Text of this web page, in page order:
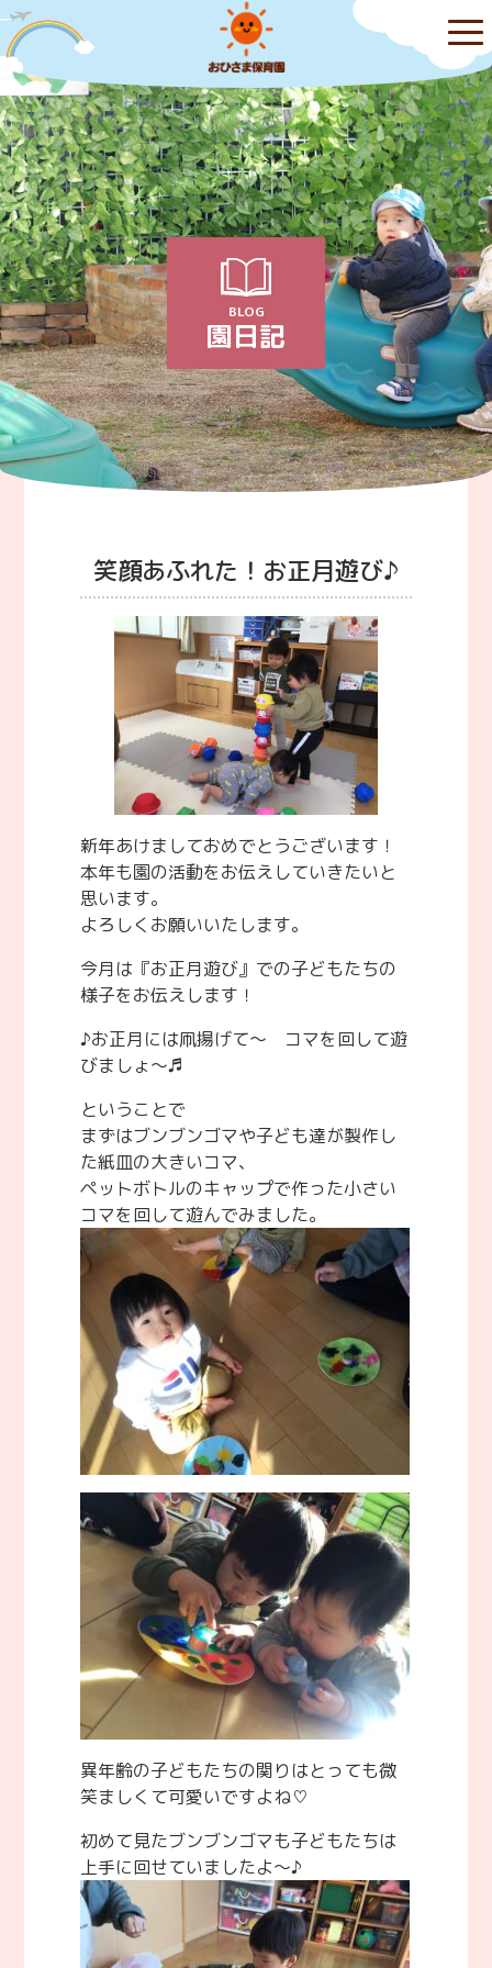
BLOG
園日記
笑顔あふれた！お正月遊び♪
新年あけましておめでとうございます！
本年も園の活動をお伝えしていきたいと
思います。
よろしくお願いいたします。
今月は『お正月遊び』での子どもたちの
様子をお伝えします！
♪お正月には凧揚げて～ コマを回して遊
びましょ～♬
ということで
まずはブンブンゴマや子ども達が製作し
た紙皿の大きいコマ、
ペットボトルのキャップで作った小さい
コマを回して遊んでみました。
異年齢の子どもたちの関りはとっても微
笑ましくて可愛いですよね♡
初めて見たブンブンゴマも子どもたちは
上手に回せていましたよ～♪